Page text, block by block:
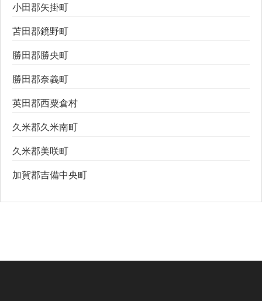
小田郡矢掛町
苫田郡鏡野町
勝田郡勝央町
勝田郡奈義町
英田郡西粟倉村
久米郡久米南町
久米郡美咲町
加賀郡吉備中央町